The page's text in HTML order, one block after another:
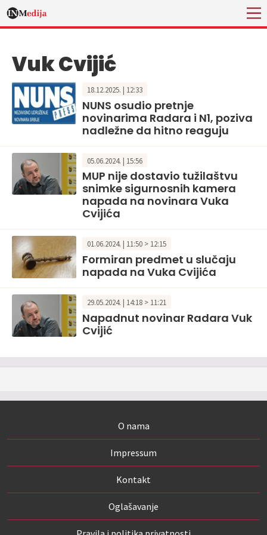
Vuk Cvijić
18.12.2025. | 12:33
NUNS osudio pretnje
novinarima Radara i N1, poziva
nadležne da hitno reaguju
05.06.2024. | 15:56
MUP nije dostavio tužilaštvu
snimke sigurnosnih kamera
napada na novinara Vuka
Cvijića
01.06.2024. | 11:50 > 12:15
Formiran predmet u slučaju
napada na Vuka Cvijića
29.05.2024. | 14:18 > 11:21
Napadnut novinar Radara Vuk
Cvijić
O nama
Impressum
Kontakt
Oglašavanje